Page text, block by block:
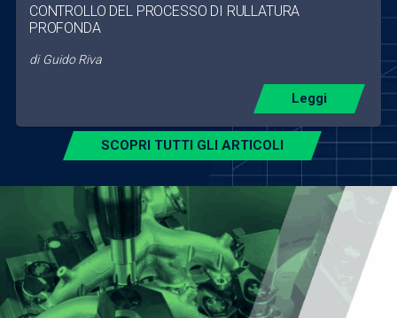
CONTROLLO DEL PROCESSO DI RULLATURA
PROFONDA
di Guido Riva
Leggi
SCOPRI TUTTI GLI ARTICOLI